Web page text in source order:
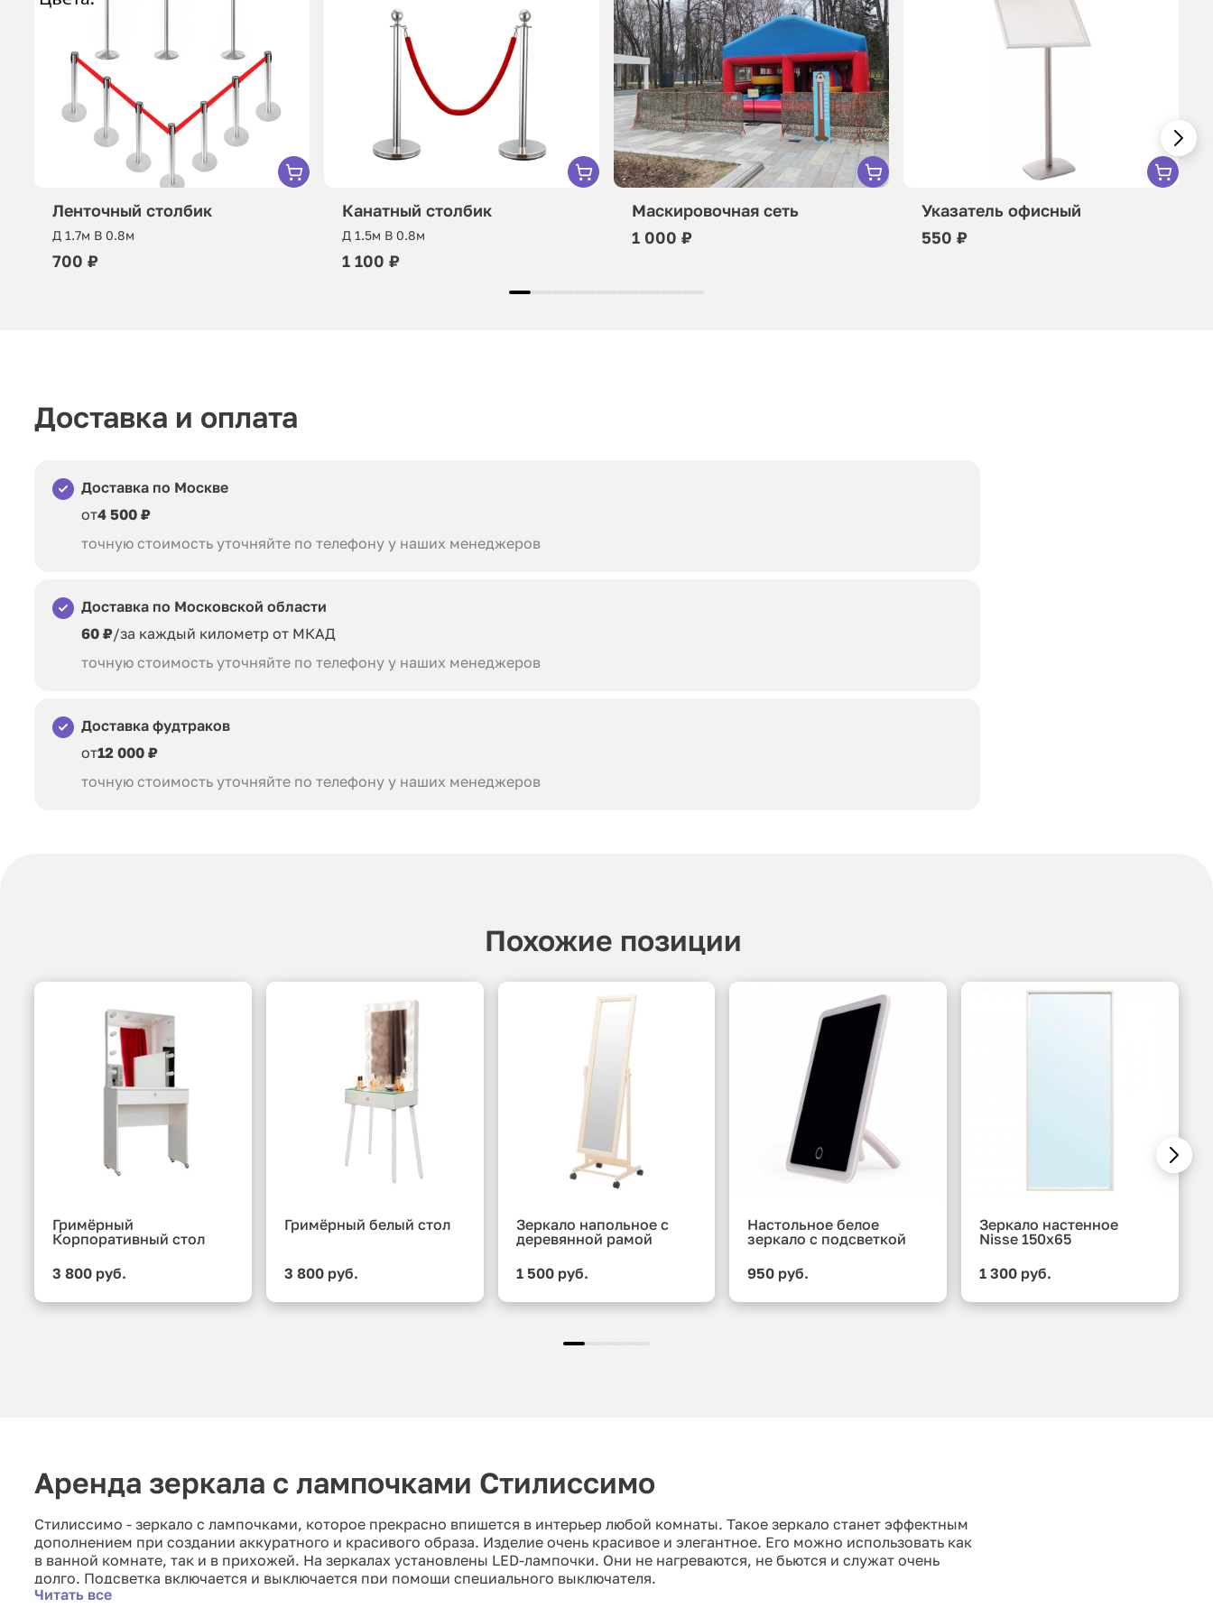
Ленточный столбик
Д 1.7м В 0.8м
700 ₽
Канатный столбик
Д 1.5м В 0.8м
1 100 ₽
Маскировочная сеть
1 000 ₽
Указатель офисный
550 ₽
Доставка и оплата
Доставка по Москве
от4 500 ₽
точную стоимость уточняйте по телефону у наших менеджеров
Доставка по Московской области
60 ₽/за каждый километр от МКАД
точную стоимость уточняйте по телефону у наших менеджеров
Доставка фудтраков
от12 000 ₽
точную стоимость уточняйте по телефону у наших менеджеров
Похожие позиции
Гримёрный
Корпоративный стол
3 800 руб.
Гримёрный белый стол
3 800 руб.
Зеркало напольное с
деревянной рамой
1 500 руб.
Настольное белое
зеркало с подсветкой
950 руб.
Зеркало настенное
Nisse 150x65
1 300 руб.
Аренда зеркала с лампочками Стилиссимо
Стилиссимо - зеркало с лампочками, которое прекрасно впишется в интерьер любой комнаты. Такое зеркало станет эффектным
дополнением при создании аккуратного и красивого образа. Изделие очень красивое и элегантное. Его можно использовать как
в ванной комнате, так и в прихожей. На зеркалах установлены LED-лампочки. Они не нагреваются, не бьются и служат очень
долго. Подсветка включается и выключается при помощи специального выключателя.
Читать все